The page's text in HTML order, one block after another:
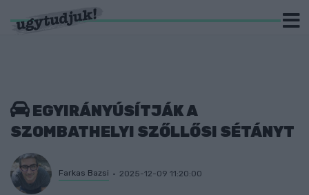
EGYIRÁNYÚSÍTJÁK A
SZOMBATHELYI SZŐLLŐSI SÉTÁNYT
Farkas Bazsi 2025-12-09 11:20:00